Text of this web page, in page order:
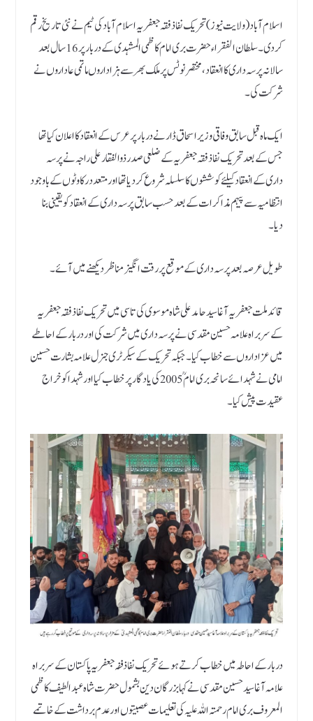
اسلام آباد ( ولایت نیوز ) تحریک نفاذ فقہ جعفریہ اسلام آباد کی ٹیم نے نئی تاریخ رقم
کردی ۔ سلطان الفقراء حضرت بری امام کاظمی المشہدی کے دربار پر 16 سال بعد
سالانہ پرسہ داری کا انعقاد، مختصر نوٹس پر ملک بھر سے ہزاداروں ماتمی عاداروں نے
شرکت کی ۔
ایک ماہ قبل سابق وفاقی وزیر اسحاق ڈار نے دربار پر عرس کے انعقاد کا اعلان کیا تھا
جس کے بعد تحریک نفاذ فقہ جعفریہ کے ضلعی صدر ذوالفقار علی راجہ نے پرسہ
داری کے انعقاد کیلئے کوششوں کا سلسلہ شروع کردیا تھا اورمتعدد رکاوٹوں کے باوجود
انتظامیہ سے پیہم مذاکرات کے بعد حسب سابق پرسہ داری کے انعقاد کو یقینی بنا
دیا۔
طویل عرصہ بعد پرسہ داری کے موقع پر رقت انگیز مناظر دیکھنے میں آئے ۔
قائد ملت جعفریہ آغا سید حامد علی شاہ موسوی کی تاسی میں تحریک نفاذ فقہ جعفریہ
کے سربراہ علامہ حسین مقدسی نے پرسہ داری میں شرکت کی اور دربار کے احاطے
میں عزاداروں سے خطاب کیا۔ جبکہ تحریک کے سیکرٹری جنرل علامہ بشارت حسین
امامی نے شہدائے سانحہ بری امام ؒ 2005 کی یادگار پر خطاب کیا اور شہدا کو خراج
عقیدت پیش کیا۔
دربار کے احاطہ میں خطاب کرتے ہوئے تحریک نفاذ ففہ جعفریہ پاکستان کے سربراہ
علامہ آغا سید حسین مقدسی نے کہا بزرگان دین بشمول حضرت شاہ عبدالطیف کاظمی
المعروف بری امام رحمتہ اللہ علیہ کی تعلیمات عصبیتوں اور عدم برداشت کے خاتمے